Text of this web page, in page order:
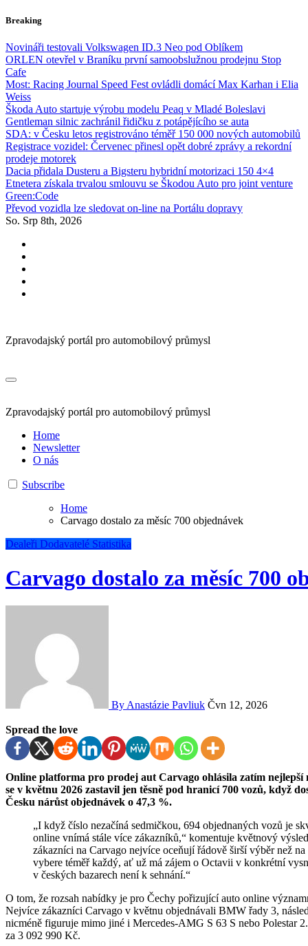
Skip
content
Breaking
Novináři testovali Volkswagen ID.3 Neo pod Oblíkem
ORLEN otevřel v Braníku první samoobslužnou prodejnu Stop
Cafe
Most: Racing Journal Speed Fest ovládli domácí Max Karhan i Elia
Weiss
Škoda Auto startuje výrobu modelu Peaq v Mladé Boleslavi
Gentleman silnic zachránil řidičku z potápějícího se auta
SDA: v Česku letos registrováno téměř 150 000 nových automobilů
Registrace vozidel: Červenec přinesl opět dobré zprávy a rekordní
prodeje motorek
Dacia přidala Dusteru a Bigsteru hybridní motorizaci 150 4×4
Etnetera získala trvalou smlouvu se Škodou Auto pro joint venture
Green:Code
Převod vozidla lze sledovat on-line na Portálu dopravy
So. Srp 8th, 2026
Zpravodajský portál pro automobilový průmysl
Zpravodajský portál pro automobilový průmysl
Home
Newsletter
O nás
Subscribe
Home
Carvago dostalo za měsíc 700 objednávek
Dealeři Dodavatelé Statistika
Carvago dostalo za měsíc 700
By Anastázie Pavliuk Čvn 12, 2026
Spread the love
Online platforma pro prodej aut Carvago ohlásila zatím nejlepší měsíc na českém trhu ve své historii. Počet objednávek
se v květnu 2026 zastavil jen těsně pod hranicí 700 vozů, když
Česku nárůst objednávek o 47,3 %.
„I když číslo nezačíná sedmičkou, 694 objednaných vozů je skvělý výsledek, který ukazuje, že výhody pořízení vozu
online vnímá stále více zákazníků,“ komentuje květnový
zákazníci na Carvago nejvíce oceňují řádově širší výběr než
vybere téměř každý, ať už má zájem o Octavii v konkrétní
v českých bazarech není k sehnání.“
O tom, že rozsah nabídky je pro Čechy pořizující auto online
Nejvíce zákazníci Carvago v květnu objednávali BMW řady 3,
nicméně figuruje mimo jiné i Mercedes-AMG S 63 S nebo Polestar
za 3 092 990 Kč.